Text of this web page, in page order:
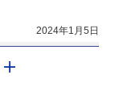
2024年1月5日